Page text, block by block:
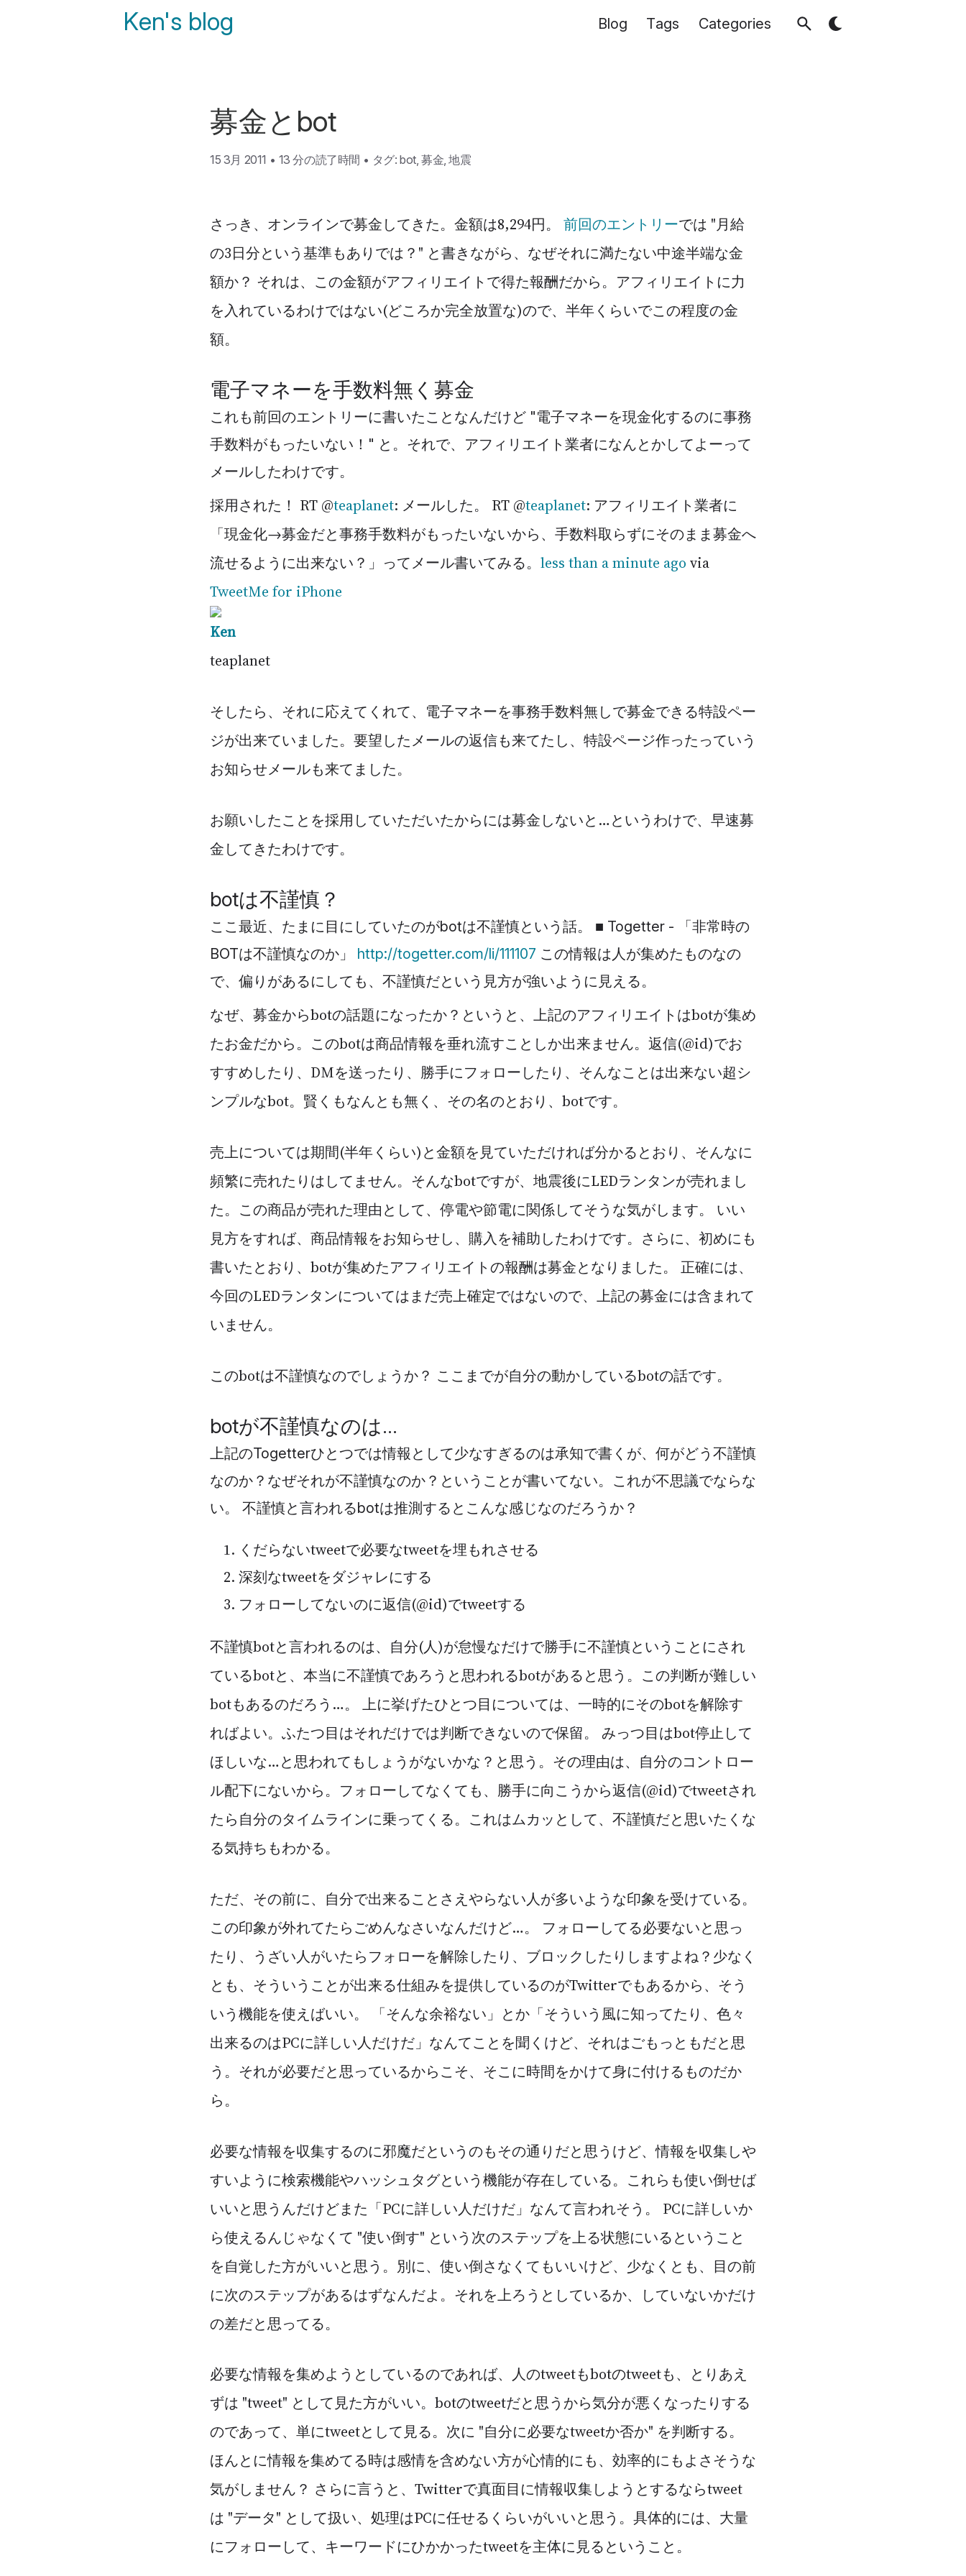
Ken's blog Blog Tags Categories
募金とbot
15 3月 2011 • 13 分の読了時間 • タグ:bot,募金,地震
さっき、オンラインで募金してきた。金額は8,294円。 前回のエントリーでは "月給
の3日分という基準もありでは？" と書きながら、なぜそれに満たない中途半端な金
額か？ それは、この金額がアフィリエイトで得た報酬だから。アフィリエイトに力
を入れているわけではない(どころか完全放置な)ので、半年くらいでこの程度の金
額。
電子マネーを手数料無く募金
これも前回のエントリーに書いたことなんだけど "電子マネーを現金化するのに事務
手数料がもったいない！" と。それで、アフィリエイト業者になんとかしてよーって
メールしたわけです。
採用された！ RT @teaplanet: メールした。 RT @teaplanet: アフィリエイト業者に
「現金化→募金だと事務手数料がもったいないから、手数料取らずにそのまま募金へ
流せるように出来ない？」ってメール書いてみる。 less than a minute ago via
TweetMe for iPhone
Ken
teaplanet
そしたら、それに応えてくれて、電子マネーを事務手数料無しで募金できる特設ペー
ジが出来ていました。要望したメールの返信も来てたし、特設ページ作ったっていう
お知らせメールも来てました。
お願いしたことを採用していただいたからには募金しないと…というわけで、早速募
金してきたわけです。
botは不謹慎？
ここ最近、たまに目にしていたのがbotは不謹慎という話。 ■ Togetter - 「非常時の
BOTは不謹慎なのか」 http://togetter.com/li/111107 この情報は人が集めたものなの
で、偏りがあるにしても、不謹慎だという見方が強いように見える。
なぜ、募金からbotの話題になったか？というと、上記のアフィリエイトはbotが集め
たお金だから。このbotは商品情報を垂れ流すことしか出来ません。返信(@id)でお
すすめしたり、DMを送ったり、勝手にフォローしたり、そんなことは出来ない超シ
ンプルなbot。賢くもなんとも無く、その名のとおり、botです。
売上については期間(半年くらい)と金額を見ていただければ分かるとおり、そんなに
頻繁に売れたりはしてません。そんなbotですが、地震後にLEDランタンが売れまし
た。この商品が売れた理由として、停電や節電に関係してそうな気がします。 いい
見方をすれば、商品情報をお知らせし、購入を補助したわけです。さらに、初めにも
書いたとおり、botが集めたアフィリエイトの報酬は募金となりました。 正確には、
今回のLEDランタンについてはまだ売上確定ではないので、上記の募金には含まれて
いません。
このbotは不謹慎なのでしょうか？ ここまでが自分の動かしているbotの話です。
botが不謹慎なのは…
上記のTogetterひとつでは情報として少なすぎるのは承知で書くが、何がどう不謹慎
なのか？なぜそれが不謹慎なのか？ということが書いてない。これが不思議でならな
い。 不謹慎と言われるbotは推測するとこんな感じなのだろうか？
くだらないtweetで必要なtweetを埋もれさせる
深刻なtweetをダジャレにする
フォローしてないのに返信(@id)でtweetする
不謹慎botと言われるのは、自分(人)が怠慢なだけで勝手に不謹慎ということにされ
ているbotと、本当に不謹慎であろうと思われるbotがあると思う。この判断が難しい
botもあるのだろう…。 上に挙げたひとつ目については、一時的にそのbotを解除す
ればよい。ふたつ目はそれだけでは判断できないので保留。 みっつ目はbot停止して
ほしいな…と思われてもしょうがないかな？と思う。その理由は、自分のコントロー
ル配下にないから。フォローしてなくても、勝手に向こうから返信(@id)でtweetされ
たら自分のタイムラインに乗ってくる。これはムカッとして、不謹慎だと思いたくな
る気持ちもわかる。
ただ、その前に、自分で出来ることさえやらない人が多いような印象を受けている。
この印象が外れてたらごめんなさいなんだけど…。 フォローしてる必要ないと思っ
たり、うざい人がいたらフォローを解除したり、ブロックしたりしますよね？少なく
とも、そういうことが出来る仕組みを提供しているのがTwitterでもあるから、そう
いう機能を使えばいい。 「そんな余裕ない」とか「そういう風に知ってたり、色々
出来るのはPCに詳しい人だけだ」なんてことを聞くけど、それはごもっともだと思
う。それが必要だと思っているからこそ、そこに時間をかけて身に付けるものだか
ら。
必要な情報を収集するのに邪魔だというのもその通りだと思うけど、情報を収集しや
すいように検索機能やハッシュタグという機能が存在している。これらも使い倒せば
いいと思うんだけどまた「PCに詳しい人だけだ」なんて言われそう。 PCに詳しいか
ら使えるんじゃなくて "使い倒す" という次のステップを上る状態にいるということ
を自覚した方がいいと思う。別に、使い倒さなくてもいいけど、少なくとも、目の前
に次のステップがあるはずなんだよ。それを上ろうとしているか、していないかだけ
の差だと思ってる。
必要な情報を集めようとしているのであれば、人のtweetもbotのtweetも、とりあえ
ずは "tweet" として見た方がいい。botのtweetだと思うから気分が悪くなったりする
のであって、単にtweetとして見る。次に "自分に必要なtweetか否か" を判断する。
ほんとに情報を集めてる時は感情を含めない方が心情的にも、効率的にもよさそうな
気がしません？ さらに言うと、Twitterで真面目に情報収集しようとするならtweet
は "データ" として扱い、処理はPCに任せるくらいがいいと思う。具体的には、大量
にフォローして、キーワードにひかかったtweetを主体に見るということ。